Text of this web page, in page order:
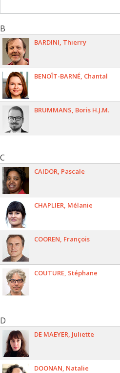
B
BARDINI Thierry
BENOÎT-BARNÉ Chantal
BRUMMANS Boris H.J.M.
C
CAIDOR Pascale
CHAPLIER Mélanie
COOREN François
COUTURE Stéphane
D
DE MAEYER Juliette
DOONAN Natalie